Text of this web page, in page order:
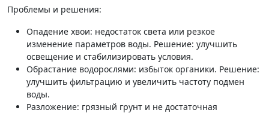
Проблемы и решения:
Опадение хвои: недостаток света или резкое
изменение параметров воды. Решение: улучшить
освещение и стабилизировать условия.
Обрастание водорослями: избыток органики. Решение:
улучшить фильтрацию и увеличить частоту подмен
воды.
Разложение: грязный грунт и не достаточная